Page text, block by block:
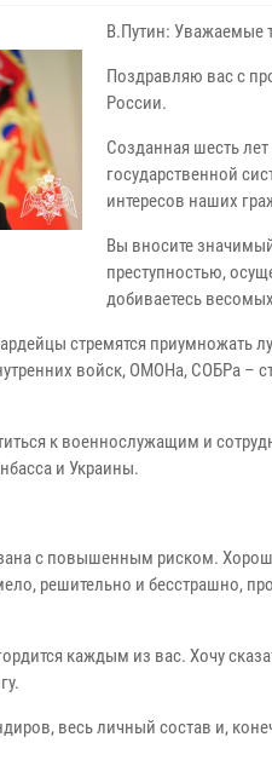
В.Путин: Уважаемые
Поздравляю вас с
России.
Созданная шесть
государственной
интересов наших
Вы вносите
преступностью,
добиваетесь
стремятся приумножать
войск, ОМОНа, СОБРа –
к военнослужащим и
и Украины.
с повышенным риском.
решительно и бесстрашно,
каждым из вас. Хочу
весь личный состав и,